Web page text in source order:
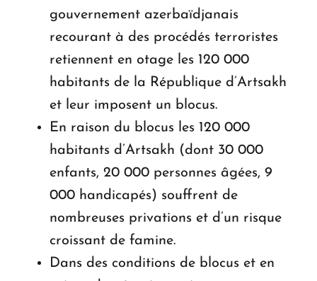
gouvernement azerbaïdjanais
recourant à des procédés terroristes
retiennent en otage les 120 000
habitants de la République d’Artsakh
et leur imposent un blocus.
En raison du blocus les 120 000
habitants d’Artsakh (dont 30 000
enfants, 20 000 personnes âgées, 9
000 handicapés) souffrent de
nombreuses privations et d’un risque
croissant de famine.
Dans des conditions de blocus et en